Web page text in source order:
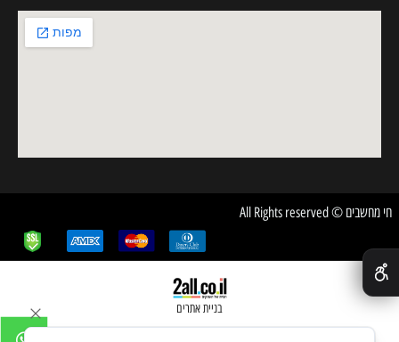
חי מחשבים © All Rights reserved
בניית אתרים